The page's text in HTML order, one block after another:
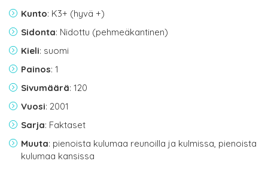
Kunto: K3+ (hyvä +)
Sidonta: Nidottu (pehmeäkantinen)
Kieli: suomi
Painos: 1
Sivumäärä: 120
Vuosi: 2001
Sarja: Faktaset
Muuta: pienoista kulumaa reunoilla ja kulmissa, pienoista
kulumaa kansissa